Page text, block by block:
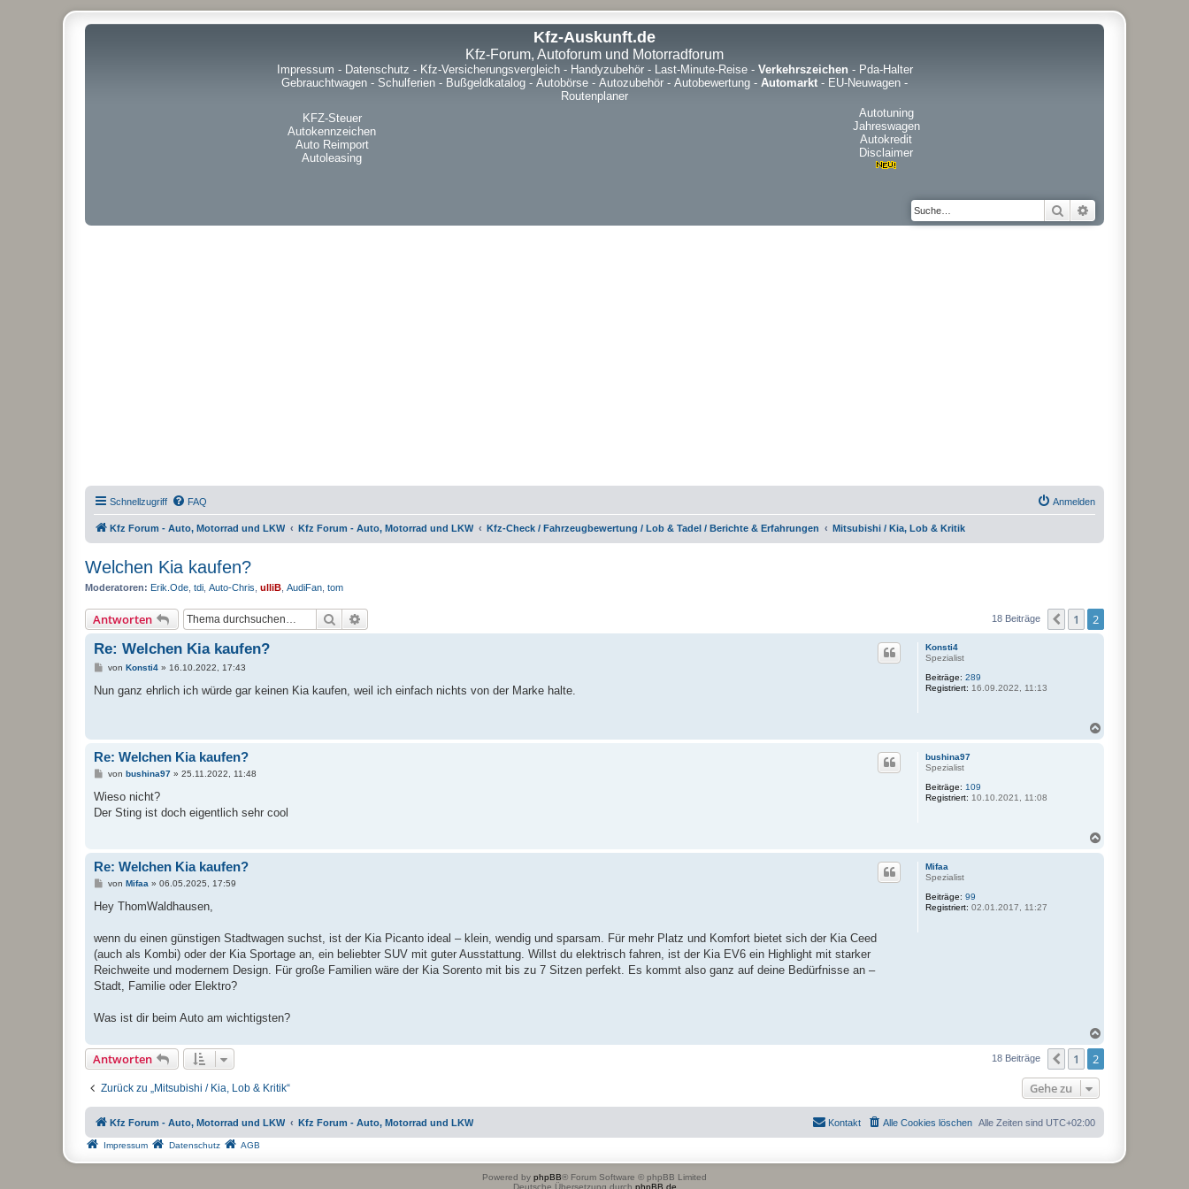
Kfz-Auskunft.de
Kfz-Forum, Autoforum und Motorradforum
Impressum - Datenschutz - Kfz-Versicherungsvergleich- Handyzubehör- Last-Minute-Reise- Verkehrszeichen- Pda-Halter
Gebrauchtwagen - Schulferien - Bußgeldkatalog - Autobörse - Autozubehör - Autobewertung - Automarkt - EU-Neuwagen -
Routenplaner
KFZ-Steuer
Autokennzeichen
Auto Reimport
Autoleasing
Autotuning
Jahreswagen
Autokredit
Disclaimer
Suche
Schnellzugriff FAQ Anmelden
Kfz Forum - Auto, Motorrad und LKW Kfz Forum - Auto, Motorrad und LKW Kfz-Check / Fahrzeugbewertung / Lob & Tadel / Berichte & Erfahrungen Mitsubishi / Kia, Lob & Kritik
Welchen Kia kaufen?
Moderatoren: Erik.Ode tdi Auto-Chris ulliB AudiFan tom
Antworten Suche 18 Beiträge Vorherige
1 2
Konsti4
Spezialist
Beiträge: 289
Registriert: 16.09.2022, 11:13
Re: Welchen Kia kaufen?
Bvon Konsti4» 16.10.2022, 17:43
Nun ganz ehrlich ich würde gar keinen Kia kaufen, weil ich einfach nichts von der Marke halte.
bushina97
Spezialist
Beiträge: 109
Registriert: 10.10.2021, 11:08
Re: Welchen Kia kaufen?
B
i
r
von bushina97» 25.11.2022, 11:48
Wieso nicht?
Der Sting ist doch eigentlich sehr cool
Mifaa
Spezialist
Beiträge: 99
Registriert: 02.01.2017, 11:27
Re: Welchen Kia kaufen?
B
i
a
von Mifaa » 06.05.2025, 17:59
Hey ThomWaldhausen,
wenn du einen günstigen Stadtwagen suchst, ist der Kia Picanto ideal – klein, wendig und sparsam. Für mehr Platz und Komfort bietet sich der Kia Ceed
(auch als Kombi) oder der Kia Sportage an, ein beliebter SUV mit guter Ausstattung. Willst du elektrisch fahren, ist der Kia EV6 ein Highlight mit starker
Reichweite und modernem Design. Für große Familien wäre der Kia Sorento mit bis zu 7 Sitzen perfekt. Es kommt also ganz auf deine Bedürfnisse an –
Stadt, Familie oder Elektro?
Was ist dir beim Auto am wichtigsten?
h
Antworten 18 Beiträge Vorherige
1 2
Zurück zu „Mitsubishi / Kia, Lob & Kritik“ Gehe zu
Kfz Forum - Auto, Motorrad und LKW Kfz Forum - Auto, Motorrad und LKW Alle Zeiten sind UTC+02:00
Alle Cookies löschen
Kontakt
Impressum Datenschutz AGB
Powered by phpBB® Forum Software © phpBB Limited
Deutsche Übersetzung durch phpBB.de